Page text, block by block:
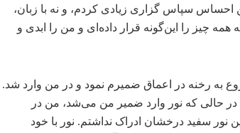
احساس سپاس گزاری زیادی کردم، و نه با زبان،
چیز را این‌گونه قرار داده‌ای و من را ابدی و
رخنه در اعماق ضمیرم نمود و در من وارد شد.
حالی که نور وارد ضمیر من می‌شد، من در
سفید درخشان ادراک نداشتم. نور با خود